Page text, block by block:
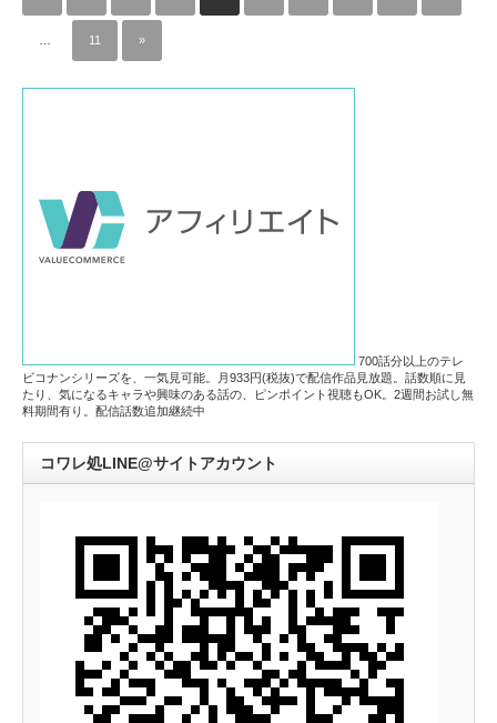
… 11 »
700話分以上のテレ
ビコナンシリーズを、一気見可能。月933円(税抜)で配信作品見放題。話数順に見
たり、気になるキャラや興味のある話の、ピンポイント視聴もOK。2週間お試し無
料期間有り。配信話数追加継続中
コワレ処LINE@サイトアカウント